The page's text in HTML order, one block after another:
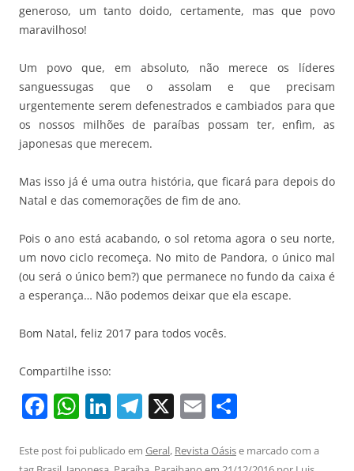
generoso, um tanto doido, certamente, mas que povo
maravilhoso!
Um povo que, em absoluto, não merece os líderes
sanguessugas que o assolam e que precisam
urgentemente serem defenestrados e cambiados para que
os nossos milhões de paraíbas possam ter, enfim, as
japonesas que merecem.
Mas isso já é uma outra história, que ficará para depois do
Natal e das comemorações de fim de ano.
Pois o ano está acabando, o sol retoma agora o seu norte,
um novo ciclo recomeça. No mito de Pandora, o único mal
(ou será o único bem?) que permanece no fundo da caixa é
a esperança… Não podemos deixar que ela escape.
Bom Natal, feliz 2017 para todos vocês.
Compartilhe isso:
F
c
W
at
Li
k
T
e
X E
ai ar
Este post foi publicado em Geral, Revista Oásise marcado com a